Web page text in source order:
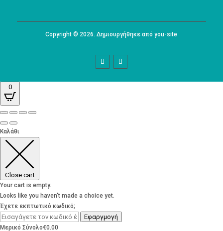
Copyright © 2026. Δημιουργήθηκε από you-site
0
Καλάθι
Close cart
Your cart is empty.
Looks like you haven't made a choice yet.
Έχετε εκπτωτικό κωδικό;
Εφαργμογή
Μερικό Σύνολο€0.00